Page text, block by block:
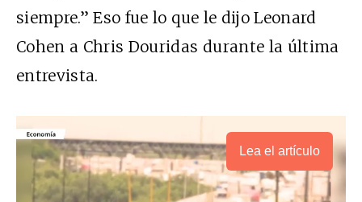
siempre.” Eso fue lo que le dijo Leonard
Cohen a Chris Douridas durante la última
entrevista.
Lea el artículo